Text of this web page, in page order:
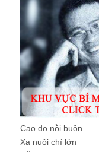
Cao đo nỗi buồn
Xa nuôi chí lớn